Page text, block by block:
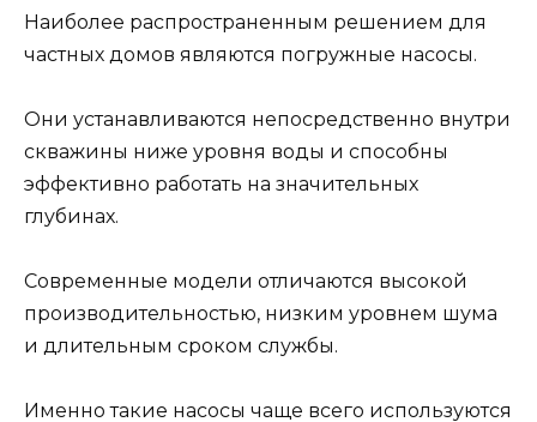
Наиболее распространенным решением для
частных домов являются погружные насосы.
Они устанавливаются непосредственно внутри
скважины ниже уровня воды и способны
эффективно работать на значительных
глубинах.
Современные модели отличаются высокой
производительностью, низким уровнем шума
и длительным сроком службы.
Именно такие насосы чаще всего используются